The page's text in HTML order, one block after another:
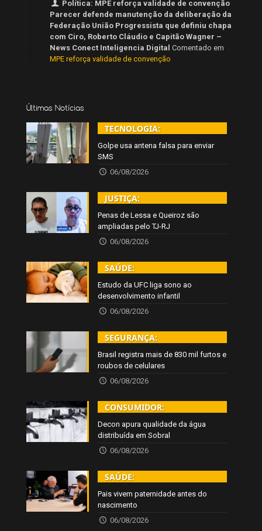
Política: MPE reforça validade de convenção
Parecer defende manutenção da deliberação da
Federação União Progressista que definiu chapa
com Ciro, Roberto Cláudio e Capitão Wagner –
News Conect Inteligencia Digital Comentado em
MPE reforça validade de convenção
Últimas Notícias
TECNOLOGIA:
Golpe usa antena falsa para enviar
SMS
06/08/2026
JUSTIÇA:
Penas de Lessa e Queiroz são
ampliadas pelo TJ-RJ
06/08/2026
SAÚDE:
Estudo da UFC liga sono ao
desenvolvimento infantil
06/08/2026
SEGURANÇA:
Brasil registra mais de 830 mil furtos e
roubos de celulares
06/08/2026
CONSUMIDOR:
Decon apura qualidade da água
distribuída em Sobral
06/08/2026
SAÚDE:
Pais vivem paternidade antes do
nascimento
06/08/2026